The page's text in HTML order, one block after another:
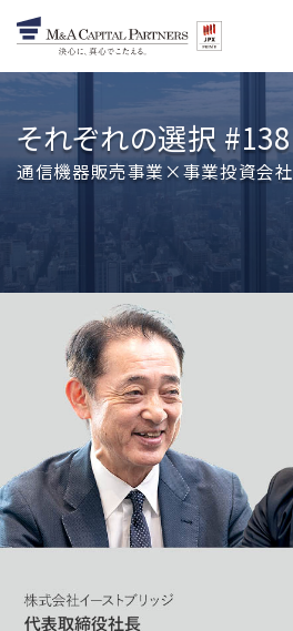
それぞれの選択 #138
通信機器販売事業×事業投資会社